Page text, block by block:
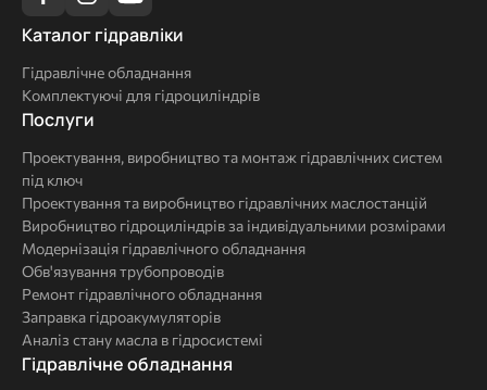
Каталог
Каталог гідравліки
Гідравлічне обладнання
Комплектуючі для гідроциліндрів
Послуги
Послуги
Проектування, виробництво та монтаж гідравлічних систем
під ключ
Проектування та виробництво гідравлічних маслостанцій
Виробництво гідроциліндрів за індивідуальними розмірами
Модернізація гідравлічного обладнання
Обв'язування трубопроводів
Ремонт гідравлічного обладнання
Заправка гідроакумуляторів
Аналіз стану масла в гідросистемі
Комплексні
Гідравлічне обладнання